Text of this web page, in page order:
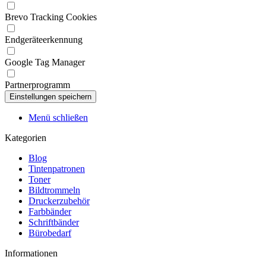
Brevo Tracking Cookies
Endgeräteerkennung
Google Tag Manager
Partnerprogramm
Menü schließen
Kategorien
Blog
Tintenpatronen
Toner
Bildtrommeln
Druckerzubehör
Farbbänder
Schriftbänder
Bürobedarf
Informationen